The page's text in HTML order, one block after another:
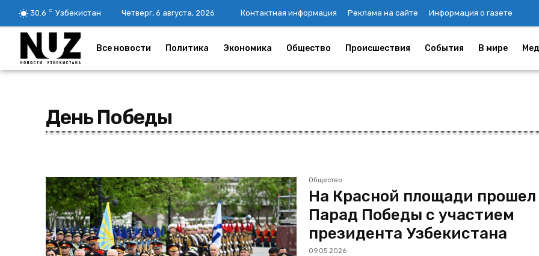
30.6 C Узбекистан Четверг, 6 августа, 2026 Контактная информация Реклама на сайте Информация о газете
Все новости Политика Экономика Общество Происшествия События В мире
День Победы
Общество
На Красной площади прошел
Парад Победы с участием
президента Узбекистана
09.05.2026